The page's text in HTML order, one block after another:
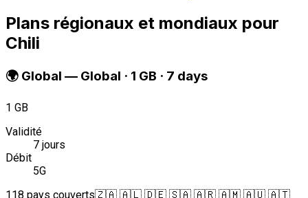
Plans régionaux et mondiaux pour
Chili
🌍 Global — Global · 1 GB · 7 days
1 GB
Validité
7 jours
Débit
5G
118 pays couverts🇿🇦 🇦🇱 🇩🇪 🇸🇦 🇦🇷 🇦🇲 🇦🇺 🇦🇹